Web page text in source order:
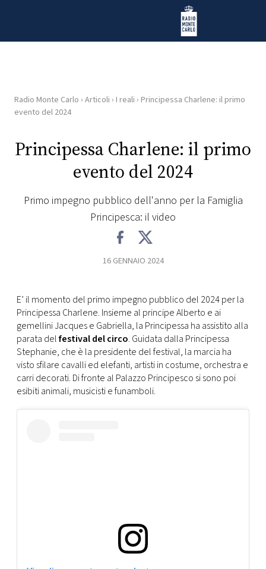
Radio Monte Carlo
HOME
RADIO
CONCORSI
EVENTI
VIDEO
Radio Monte Carlo › Articoli › I reali › Principessa Charlene: il primo
evento del 2024
Principessa Charlene: il primo
evento del 2024
Primo impegno pubblico dell'anno per la Famiglia
Principesca: il video
16 GENNAIO 2024
E’ il momento del primo impegno pubblico del 2024 per la
Principessa Charlene. Insieme al principe Alberto e ai
gemellini Jacques e Gabriella, la Principessa ha assistito alla
parata delfestival del circo. Guidata dalla Principessa
Stephanie, che è la presidente del festival, la marcia ha
visto sfilare cavalli ed elefanti, artisti in costume, orchestra e
carri decorati. Di fronte al Palazzo Principesco si sono poi
esibiti animali, musicisti e funamboli.